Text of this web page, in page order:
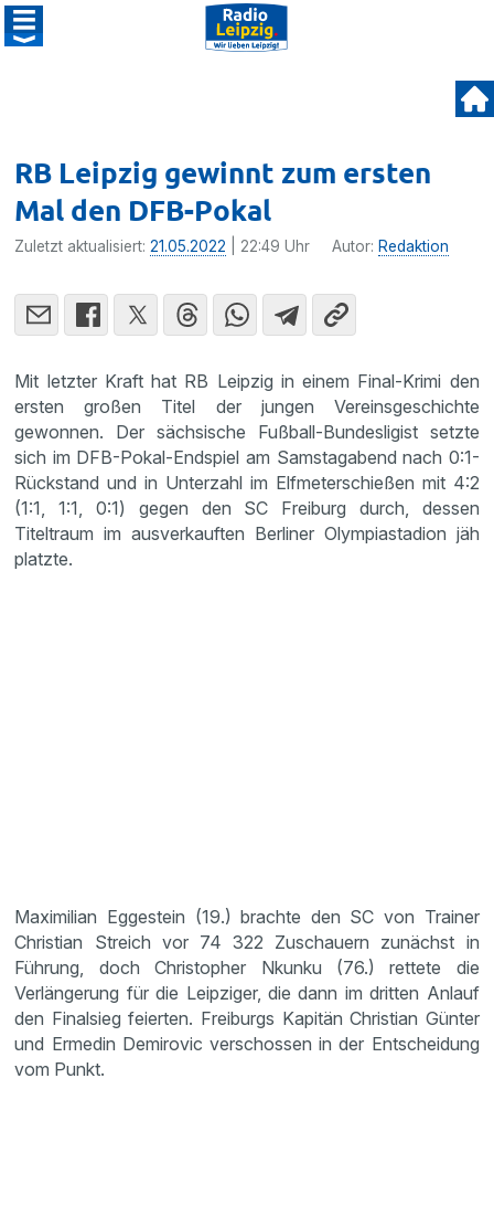
RB Leipzig gewinnt zum ersten
Mal den DFB-Pokal
Zuletzt aktualisiert:21.05.2022 | 22:49 Uhr Autor: Redaktion
Mit letzter Kraft hat RB Leipzig in einem Final-Krimi den
ersten großen Titel der jungen Vereinsgeschichte
gewonnen. Der sächsische Fußball-Bundesligist setzte
sich im DFB-Pokal-Endspiel am Samstagabend nach 0:1-
Rückstand und in Unterzahl im Elfmeterschießen mit 4:2
(1:1, 1:1, 0:1) gegen den SC Freiburg durch, dessen
Titeltraum im ausverkauften Berliner Olympiastadion jäh
platzte.
Maximilian Eggestein (19.) brachte den SC von Trainer
Christian Streich vor 74 322 Zuschauern zunächst in
Führung, doch Christopher Nkunku (76.) rettete die
Verlängerung für die Leipziger, die dann im dritten Anlauf
den Finalsieg feierten. Freiburgs Kapitän Christian Günter
und Ermedin Demirovic verschossen in der Entscheidung
vom Punkt.